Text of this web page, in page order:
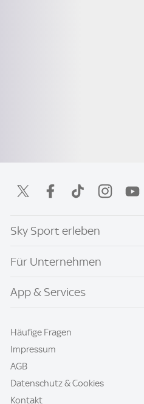
Sky Sport erleben
Für Unternehmen
App & Services
Häufige Fragen
Impressum
AGB
Datenschutz & Cookies
Kontakt